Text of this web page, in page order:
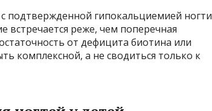
подтвержденной гипокальциемией ногти
встречается реже, чем поперечная
от дефицита биотина или
комплексной, а не сводиться только к